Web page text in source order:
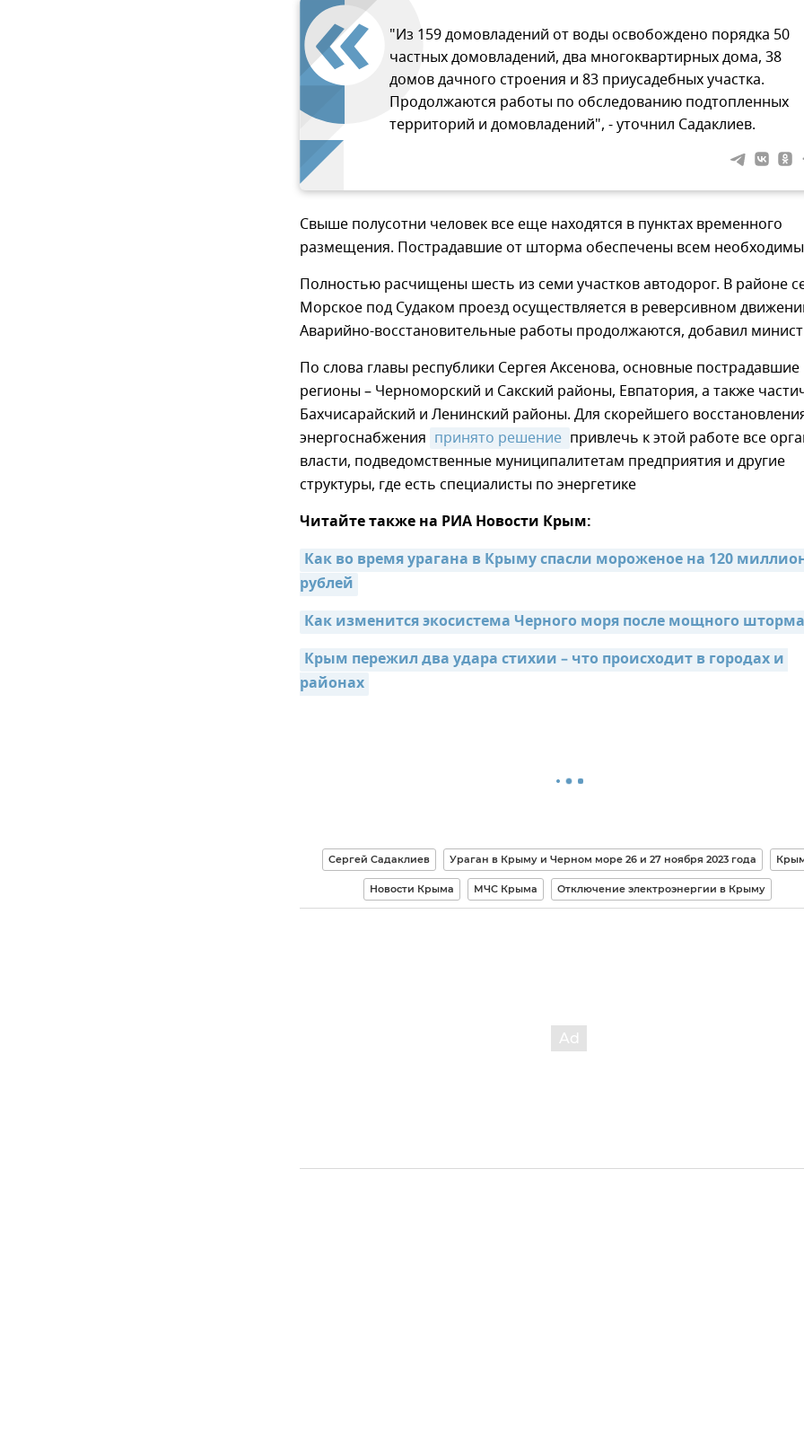
"Из 159 домовладений от воды освобождено порядка 50
частных домовладений, два многоквартирных дома, 38
домов дачного строения и 83 приусадебных участка.
Продолжаются работы по обследованию подтопленных
территорий и домовладений", - уточнил Садаклиев.
Свыше полусотни человек все еще находятся в пунктах временного
размещения. Пострадавшие от шторма обеспечены всем
Полностью расчищены шесть из семи участков автодорог. В районе
Морское под Судаком проезд осуществляется в реверсивном
Аварийно-восстановительные работы продолжаются, добавил
По слова главы республики Сергея Аксенова, основные пострадавшие
регионы – Черноморский и Сакский районы, Евпатория, а также
Бахчисарайский и Ленинский районы. Для скорейшего
энергоснабжения принято решение привлечь к этой работе все
власти, подведомственные муниципалитетам предприятия и другие
структуры, где есть специалисты по энергетике
Читайте также на РИА Новости Крым:
Как во время урагана в Крыму спасли мороженое на 120
рублей
Как изменится экосистема Черного моря после мощного шторма
Крым пережил два удара стихии – что происходит в городах и
районах
Сергей Садаклиев Ураган в Крыму и Черном море 26 и 27 ноября 2023 года
Новости Крыма МЧС Крыма Отключение электроэнергии в Крыму